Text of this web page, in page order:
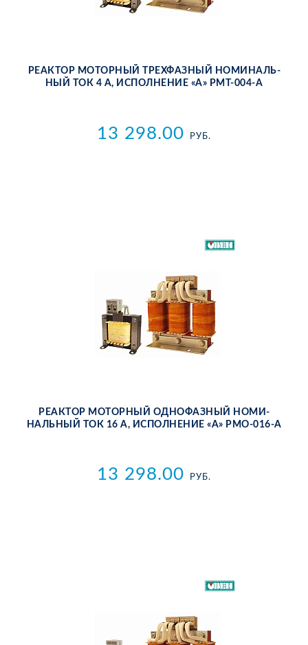
РЕ­АК­ТОР МО­ТОР­НЫЙ ТРЕХ­ФАЗ­НЫЙ НО­МИ­НАЛЬ­
НЫЙ ТОК 4 А, ИС­ПОЛ­НЕ­НИЕ «А» РМТ-004-А
13 298.00 РУБ.
РЕ­АК­ТОР МО­ТОР­НЫЙ ОД­НО­ФАЗ­НЫЙ НО­МИ­
НАЛЬ­НЫЙ ТОК 16 А, ИС­ПОЛ­НЕ­НИЕ «А» РМО-016-А
13 298.00 РУБ.